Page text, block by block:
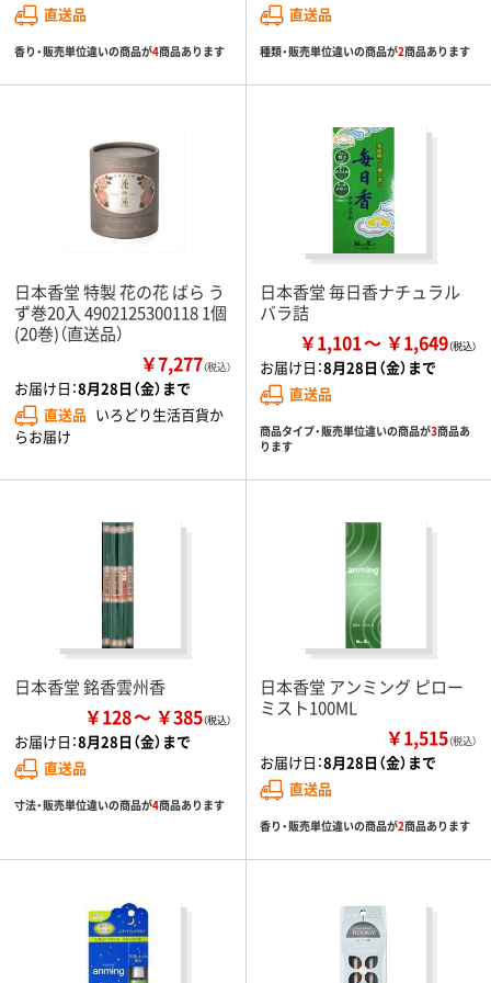
直送品
香り・販売単位違いの商品が4商品あります
直送品
種類・販売単位違いの商品が2商品あります
日本香堂 特製 花の花 ばら う
ず巻20入 4902125300118 1個
(20巻)（直送品）
￥7,277（税込）
お届け日：8月28日（金）まで
直送品 いろどり生活百貨か
らお届け
日本香堂 毎日香ナチュラル
バラ詰
￥1,101 ￥1,649
お届け日：8月28日（金）まで
直送品
商品タイプ・販売単位違いの商品が3商品あ
ります
日本香堂 銘香雲州香
￥128 ￥385
お届け日：8月28日（金）まで
直送品
寸法・販売単位違いの商品が4商品あります
日本香堂 アンミング ピロー
ミスト100ML
￥1,515（税込）
お届け日：8月28日（金）まで
直送品
香り・販売単位違いの商品が2商品あります